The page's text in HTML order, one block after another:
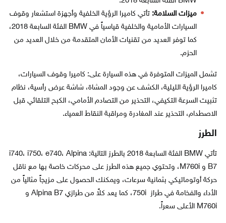
ميزات السلامة: تأتي كاميرا الرؤية الخلفية وأجهزة استشعار وقوف
السيارات الأمامية والخلفية قياسياً في BMW الفئة السابعة 2018،
كما توفر العديد من تقنيات الأمان المتقدمة من خلال العديد من
الحزم.
تشمل الميزات المتوفرة في هذه السيارة على: كاميرا وقوف السيارات،
كاميرا الرؤية الليلية، الكشف عن وجود المشاة، شاشة عرض رأسية، نظام
تثبيت السرعة التكيفي، التحذير من التصادم الأمامي، الكبح التلقائي قبل
الاصطدام، التحذير عند المغادرة ومراقبة النقاط العمياء.
الطرز
تأتي BMW الفئة السابعة 2018 بالطرز التالية: i740، i750، e740، Alpina
B7 و M760i، وتحتوي جميع هذه الطرز على محركات خاصة بها مع ناقل
حركة أوتوماتيكي بثمانية سرعات، ويمكنك الحصول على مزيجاً مثالياً من
الأداء والفخامة في طراز ​​ 750i، كما يعد كلاً من طرازي Alpina B7 و
M760i الأعلى سعراً.